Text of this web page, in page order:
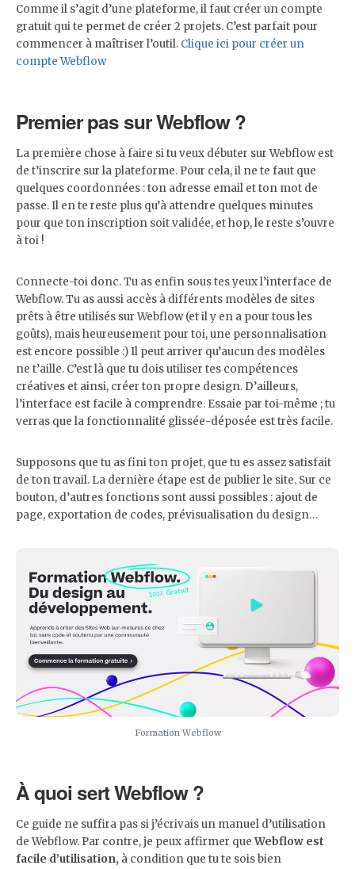
Comme il s’agit d’une plateforme, il faut créer un compte
gratuit qui te permet de créer 2 projets. C’est parfait pour
commencer à maîtriser l’outil. Clique ici pour créer un
compte Webflow
Premier pas sur Webflow ?
La première chose à faire si tu veux débuter sur Webflow est
de t’inscrire sur la plateforme. Pour cela, il ne te faut que
quelques coordonnées : ton adresse email et ton mot de
passe. Il en te reste plus qu’à attendre quelques minutes
pour que ton inscription soit validée, et hop, le reste s’ouvre
à toi !
Connecte-toi donc. Tu as enfin sous tes yeux l’interface de
Webflow. Tu as aussi accès à différents modèles de sites
prêts à être utilisés sur Webflow (et il y en a pour tous les
goûts), mais heureusement pour toi, une personnalisation
est encore possible :) Il peut arriver qu’aucun des modèles
ne t’aille. C’est là que tu dois utiliser tes compétences
créatives et ainsi, créer ton propre design. D’ailleurs,
l’interface est facile à comprendre. Essaie par toi-même ; tu
verras que la fonctionnalité glissée-déposée est très facile.
Supposons que tu as fini ton projet, que tu es assez satisfait
de ton travail. La dernière étape est de publier le site. Sur ce
bouton, d’autres fonctions sont aussi possibles : ajout de
page, exportation de codes, prévisualisation du design…
Formation Webflow
À quoi sert Webflow ?
Ce guide ne suffira pas si j’écrivais un manuel d’utilisation
de Webflow. Par contre, je peux affirmer queWebflow est
facile d’utilisation, à condition que tu te sois bien